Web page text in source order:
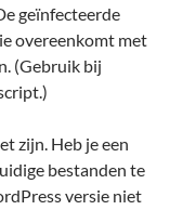
geïnfecteerde
overeenkomt met
(Gebruik bij
zijn. Heb je een
bestanden te
versie niet